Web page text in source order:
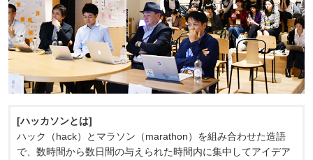
[ハッカソンとは]
ハック（hack）とマラソン（marathon）を組み合わせた造語
で、数時間から数日間の与えられた時間内に集中してアイデア